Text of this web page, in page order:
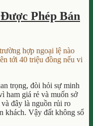
Phép Bán
hợp ngoại lệ nào
tới 40 triệu đồng nếu vi
trọng, đòi hỏi sự minh
ham giá rẻ và muốn sở
đây là nguồn rủi ro
khách. Vậy đất không sổ